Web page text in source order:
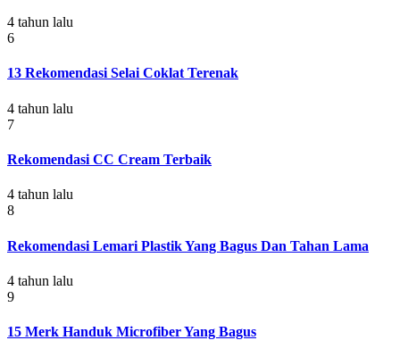
4 tahun lalu
6
13 Rekomendasi Selai Coklat Terenak
4 tahun lalu
7
Rekomendasi CC Cream Terbaik
4 tahun lalu
8
Rekomendasi Lemari Plastik Yang Bagus Dan Tahan Lama
4 tahun lalu
9
15 Merk Handuk Microfiber Yang Bagus